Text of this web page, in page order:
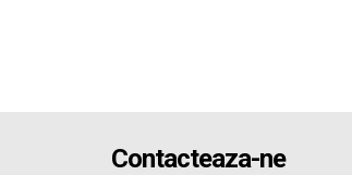
Contacteaza-ne